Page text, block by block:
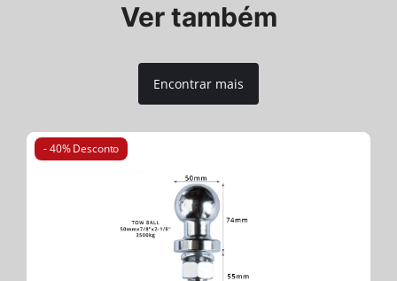
Ver também
Encontrar mais
- 40% Desconto